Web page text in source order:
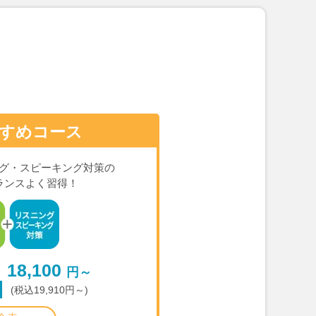
めコース
・スピーキング対策の
スよく習得！
18,100 円～
(税込19,910円～)